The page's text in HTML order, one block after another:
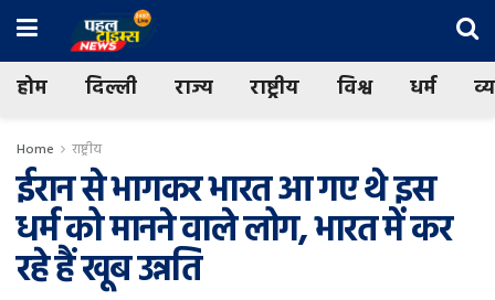
होम दिल्ली राज्य राष्ट्रीय विश्व धर्म
Home राष्ट्रीय
ईरान से भागकर भारत आ गए थे इस
धर्म को मानने वाले लोग, भारत में कर
रहे हैं खूब उन्नति